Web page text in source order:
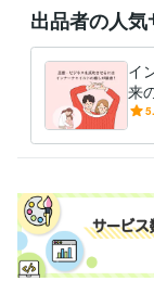
※外出中や予約対応
できるだけご希望
なお、鑑定中は、
仕組みになってい
よろしくお願いいた
エンジニア / 情報
マーケティング / 商
管理 / 総務 経験年
事務・ビジネスサ
人事 / 労務・給与
出品者の人気
イ
来
親
る